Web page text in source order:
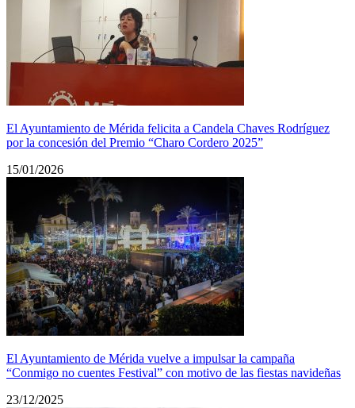
El Ayuntamiento de Mérida felicita a Candela Chaves Rodríguez
por la concesión del Premio “Charo Cordero 2025”
15/01/2026
El Ayuntamiento de Mérida vuelve a impulsar la campaña
“Conmigo no cuentes Festival” con motivo de las fiestas navideñas
23/12/2025